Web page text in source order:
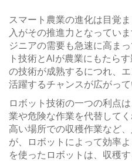
スマート農業の進化は目覚
入がその推進力となってい
ジニアの需要も急速に高ま
ト技術とAIが農業にもたら
の技術が成熟するにつれ、
活躍するチャンスが広がって
ロボット技術の一つの利点
業や危険な作業を代替して
高い場所での収穫作業など
が、ロボットによって効率
を使ったロボットは、収穫